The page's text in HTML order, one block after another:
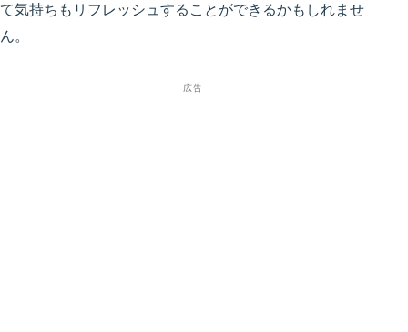
て気持ちもリフレッシュすることができるかもしれませ
ん。
広告